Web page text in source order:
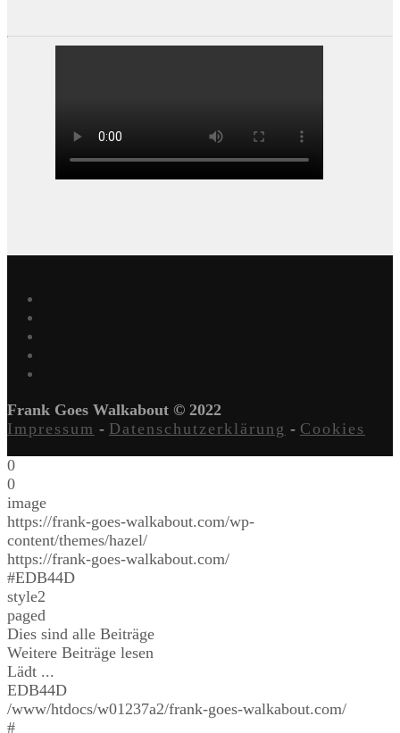
Frank Goes Walkabout © 2022
Impressum - Datenschutzerklärung - Cookies
0
0
image
https://frank-goes-walkabout.com/wp-
content/themes/hazel/
https://frank-goes-walkabout.com/
#EDB44D
style2
paged
Dies sind alle Beiträge
Weitere Beiträge lesen
Lädt ...
EDB44D
/www/htdocs/w01237a2/frank-goes-walkabout.com/
#